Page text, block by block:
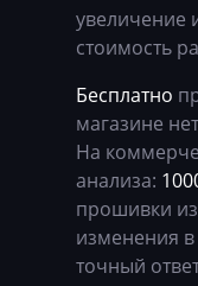
Basak
Bauer
BAW
Belgee
Bentley
увеличение
стоимость
Бесплатно
магазине
На
анализа:
прошивки
изменения в
точный